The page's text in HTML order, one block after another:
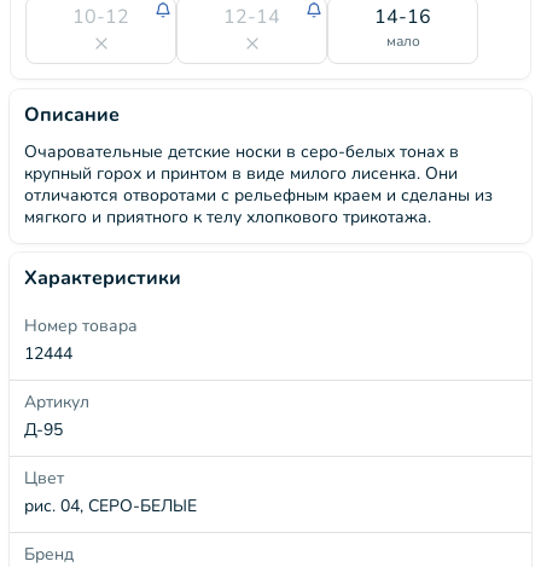
10-12 12-14 14-16
мало
Описание
Очаровательные детские носки в серо-белых тонах в
крупный горох и принтом в виде милого лисенка. Они
отличаются отворотами с рельефным краем и сделаны из
мягкого и приятного к телу хлопкового трикотажа.
Характеристики
Номер товара
12444
Артикул
Д-95
Цвет
рис. 04, СЕРО-БЕЛЫЕ
Бренд